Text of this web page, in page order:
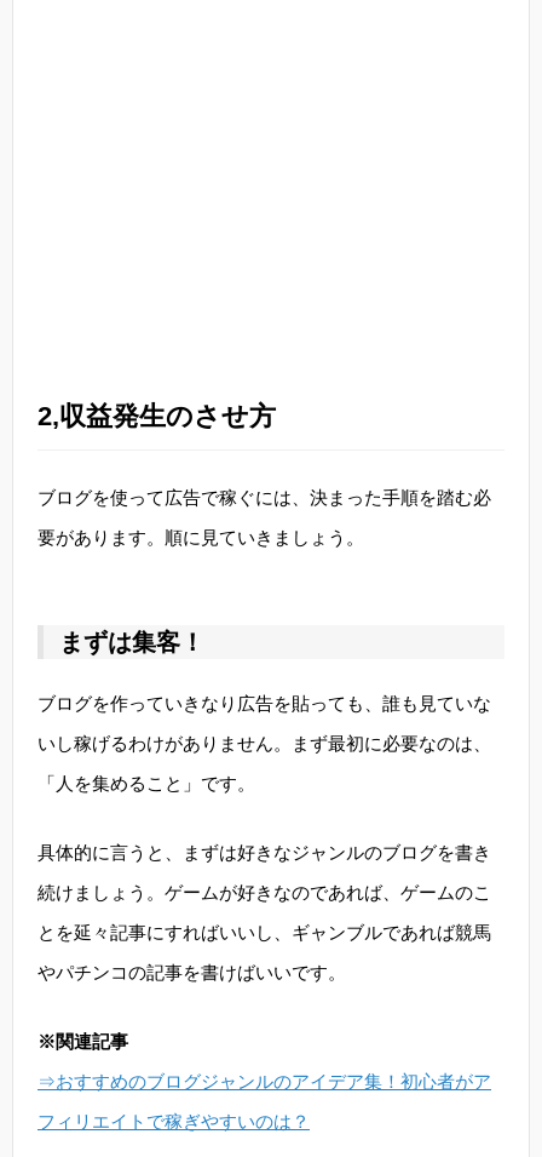
2,収益発生のさせ方
ブログを使って広告で稼ぐには、決まった手順を踏む必
要があります。順に見ていきましょう。
まずは集客！
ブログを作っていきなり広告を貼っても、誰も見ていな
いし稼げるわけがありません。まず最初に必要なのは、
「人を集めること」です。
具体的に言うと、まずは好きなジャンルのブログを書き
続けましょう。ゲームが好きなのであれば、ゲームのこ
とを延々記事にすればいいし、ギャンブルであれば競馬
やパチンコの記事を書けばいいです。
※関連記事
⇒おすすめのブログジャンルのアイデア集！初心者がア
フィリエイトで稼ぎやすいのは？